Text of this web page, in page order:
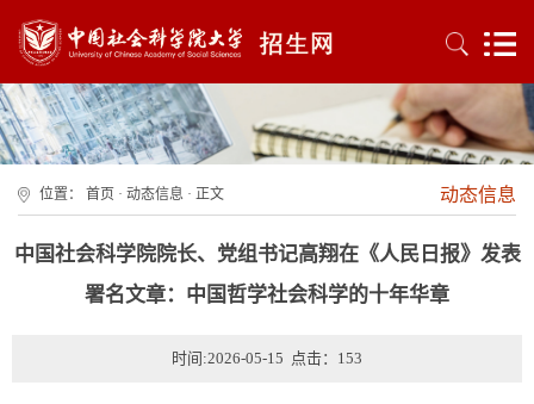
位置： 首页 · 动态信息 · 正文 动态信息
中国社会科学院院长、党组书记高翔在《人民日报》发表
署名文章：中国哲学社会科学的十年华章
时间:2026-05-15 点击： 153